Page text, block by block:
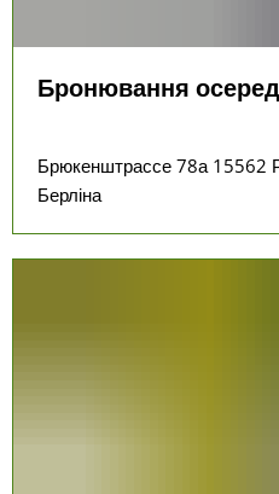
Бронювання
Брюкенштрассе 78а 15562
Берліна